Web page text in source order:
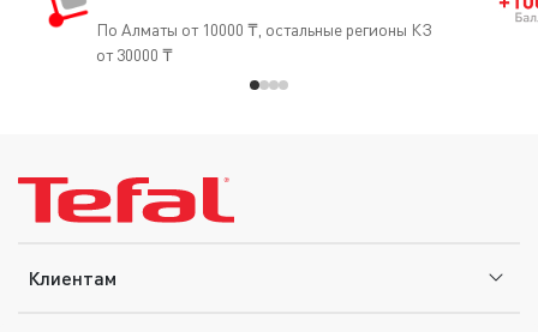
По Алматы от 10000 ₸, остальные регионы КЗ
от 30000 ₸
Клиентам